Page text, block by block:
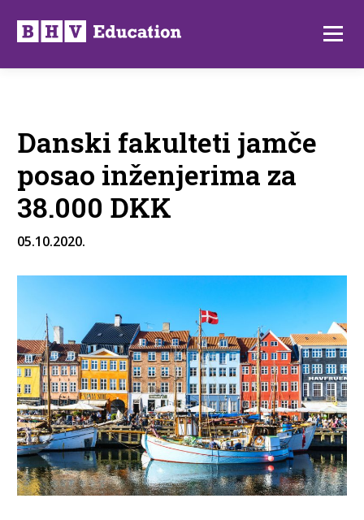
sadržaj
Danski fakulteti jamče
posao inženjerima za
38.000 DKK
05.10.2020.